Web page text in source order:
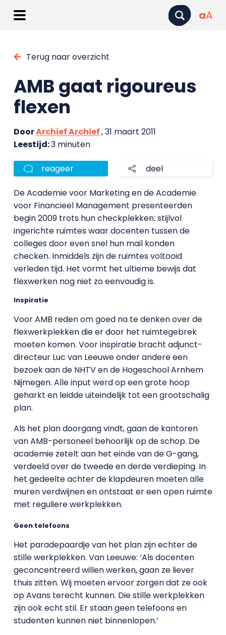
aA
Terug naar overzicht
AMB gaat rigoureus
flexen
DoorArchief Archief, 31 maart 2011
Leestijd:3 minuten
reageer deel
De Academie voor Marketing en de Academie
voor Financieel Management presenteerden
begin 2009 trots hun checkplekken: stijlvol
ingerichte ruimtes waar docenten tussen de
colleges door even snel hun mail konden
checken. Inmiddels zijn de ruimtes voltooid
verleden tijd. Het vormt het ultieme bewijs dat
flexwerken nog niet zo eenvoudig is.
Inspiratie
Voor AMB reden om goed na te denken over de
flexwerkplekken die er door het ruimtegebrek
moeten komen. Voor inspiratie bracht adjunct-
directeur Luc van Leeuwe onder andere een
bezoek aan de NHTV en de Hogeschool Arnhem
Nijmegen. Alle input werd op een grote hoop
geharkt en leidde uiteindelijk tot een grootschalig
plan.
Als het plan doorgang vindt, gaan de kantoren
van AMB-personeel behoorlijk op de schop. De
academie zetelt aan het einde van de G-gang,
verdeeld over de tweede en derde verdieping. In
het gedeelte achter de klapdeuren moeten alle
muren verdwijnen en ontstaat er een open ruimte
met reguliere werkplekken.
Geen telefoons
Het paradepaardje van het plan zijn echter de
stille werkplekken. Van Leeuwe: ‘Als docenten
geconcentreerd willen werken, gaan ze liever
thuis zitten. Wij moeten ervoor zorgen dat ze ook
op Avans terecht kunnen. Die stille werkplekken
zijn ook echt stil. Er staan geen telefoons en
studenten kunnen niet binnenlopen.’